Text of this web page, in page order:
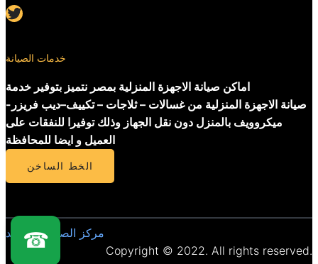
Twitter
خدمات الصيانة
اماكن صيانة الاجهزة المنزلية بمصر نتميز بتوفير خدمة
صيانة الاجهزة المنزلية من غسالات – ثلاجات – تكييف–ديب فريزر-
ميكروويف بالمنزل دون نقل الجهاز وذلك توفيرا للنفقات على
العميل و ايضا للمحافظة
الخط الساخن
مركز الصيانة المعتمد
Copyright © 2022. All rights reserved.
☎